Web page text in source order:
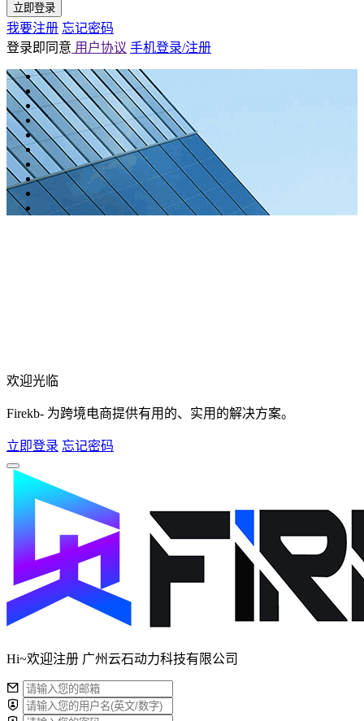
立即登录
我要注册 忘记密码
登录即同意 用户协议 手机登录/注册
欢迎光临
Firekb- 为跨境电商提供有用的、实用的解决方案。
立即登录 忘记密码
Hi~欢迎注册 广州云石动力科技有限公司